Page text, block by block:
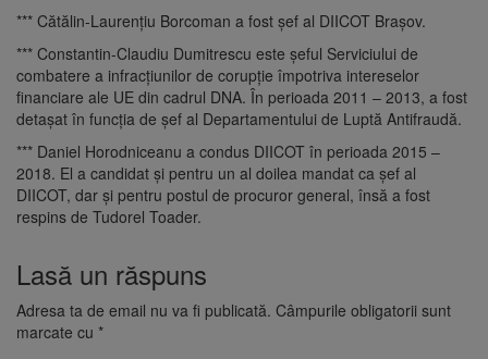
*** Cătălin-Laurenţiu Borcoman a fost şef al DIICOT Braşov.
*** Constantin-Claudiu Dumitrescu este şeful Serviciului de
combatere a infracţiunilor de corupţie împotriva intereselor
financiare ale UE din cadrul DNA. În perioada 2011 – 2013, a fost
detaşat în funcţia de şef al Departamentului de Luptă Antifraudă.
*** Daniel Horodniceanu a condus DIICOT în perioada 2015 –
2018. El a candidat şi pentru un al doilea mandat ca şef al
DIICOT, dar şi pentru postul de procuror general, însă a fost
respins de Tudorel Toader.
Lasă un răspuns
Adresa ta de email nu va fi publicată. Câmpurile obligatorii sunt
marcate cu *